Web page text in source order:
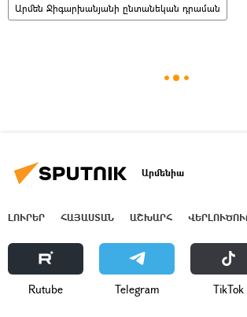
Արմեն Ջիգարխանյանի ընտանեկան դրաման
Արմենիա
ԼՈՒՐԵՐ ՀԱՅԱՍՏԱՆ ԱՇԽԱՐՀ
Rutube Telegram ТikТоk